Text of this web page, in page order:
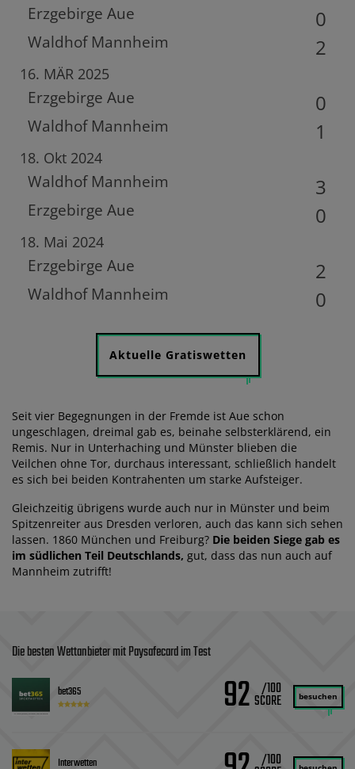
Erzgebirge Aue
Waldhof Mannheim
0
2
16. MÄR 2025
Erzgebirge Aue
Waldhof Mannheim
0
1
18. Okt 2024
Waldhof Mannheim
Erzgebirge Aue
3
0
18. Mai 2024
Erzgebirge Aue
Waldhof Mannheim
2
0
Aktuelle Gratiswetten
Seit vier Begegnungen in der Fremde ist Aue schon
ungeschlagen, dreimal gab es, beinahe selbsterklärend, ein
Remis. Nur in Unterhaching und Münster blieben die
Veilchen ohne Tor, durchaus interessant, schließlich handelt
es sich bei beiden Kontrahenten um starke Aufsteiger.
Gleichzeitig übrigens wurde auch nur in Münster und beim
Spitzenreiter aus Dresden verloren, auch das kann sich sehen
lassen. 1860 München und Freiburg? Die beiden Siege gab es
im südlichen Teil Deutschlands, gut, dass das nun auch auf
Mannheim zutrifft!
Die besten Wettanbieter mit Paysafecard im Test
bet365 92 /100 besuchen
Interwetten /100